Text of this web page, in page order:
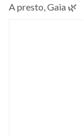
A presto, Gaia 🌿